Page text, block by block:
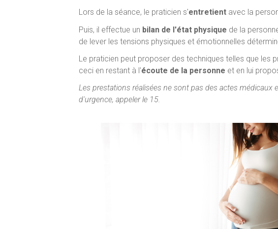
Lors de la séance, le praticien s'entretient avec la
Puis, il effectue un bilan de l'état physique de la
de lever les tensions physiques et émotionnelles
Le praticien peut proposer des techniques telles que les
ceci en restant à l'écoute de la personne et en lui
Les prestations réalisées ne sont pas des actes
d'urgence, appeler le 15.